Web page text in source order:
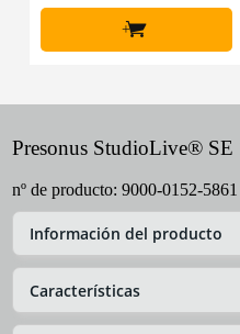
+
Presonus StudioLive® SE
nº de producto: 9000-0152-5861
Información del producto
Características